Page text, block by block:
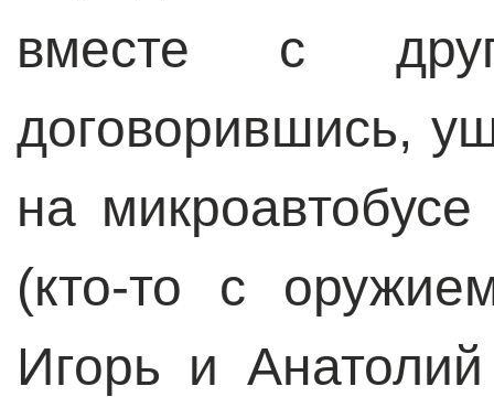
вместе с
договорившись,
на
(кто-то с
Игорь и